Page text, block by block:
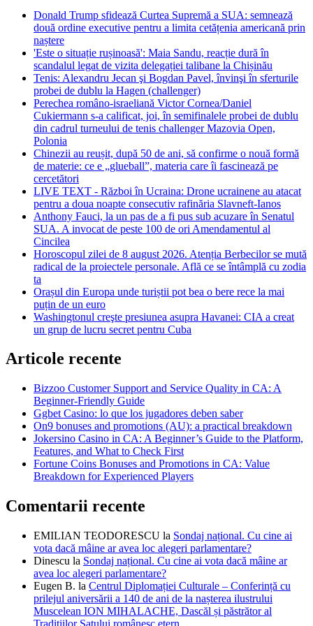
Donald Trump sfidează Curtea Supremă a SUA: semnează
două ordine executive pentru a limita cetățenia americană prin
naștere
'Este o situație rușinoasă': Maia Sandu, reacție dură în
scandalul legat de vizita delegației talibane la Chișinău
Tenis: Alexandru Jecan şi Bogdan Pavel, învinşi în sferturile
probei de dublu la Hagen (challenger)
Perechea româno-israeliană Victor Cornea/Daniel
Cukiermann s-a calificat, joi, în semifinalele probei de dublu
din cadrul turneului de tenis challenger Mazovia Open,
Polonia
Chinezii au reușit, după 50 de ani, să confirme o nouă formă
de materie: ce e „glueball”, materia care îi fascinează pe
cercetători
LIVE TEXT - Război în Ucraina: Drone ucrainene au atacat
pentru a doua noapte consecutiv rafinăria Slavneft-Ianos
Anthony Fauci, la un pas de a fi pus sub acuzare în Senatul
SUA. A invocat de peste 100 de ori Amendamentul al
Cincilea
Horoscopul zilei de 8 august 2026. Atenția Berbecilor se mută
radical de la proiectele personale. Află ce se întâmplă cu zodia
ta
Orașul din Europa unde turiștii pot bea o bere rece la mai
puțin de un euro
Washingtonul creşte presiunea asupra Havanei: CIA a creat
un grup de lucru secret pentru Cuba
Articole recente
Bizzoo Customer Support and Service Quality in CA: A
Beginner-Friendly Guide
Ggbet Casino: lo que los jugadores deben saber
On9 bonuses and promotions (AU): a practical breakdown
Jokersino Casino in CA: A Beginner’s Guide to the Platform,
Features, and What to Check First
Fortune Coins Bonuses and Promotions in CA: Value
Breakdown for Experienced Players
Comentarii recente
EMILIAN TEODORESCU la Sondaj național. Cu cine ai
vota dacă mâine ar avea loc alegeri parlamentare?
Dinescu la Sondaj național. Cu cine ai vota dacă mâine ar
avea loc alegeri parlamentare?
Eugen B. la Centrul Diplomației Culturale – Conferință cu
prilejul aniversării a 140 de ani de la nașterea ilustrului
Muscelean ION MIHALACHE, Dascăl și păstrător al